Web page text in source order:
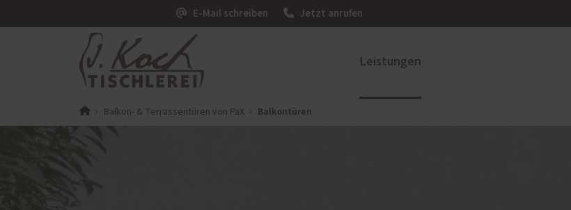
E-Mail schreiben Jetzt anrufen
Leistungen
PaX-Fenster
Kunststoff
Kunststoff-Aluminium
Balkon- & Terrassentüren von PaX Balkontüren